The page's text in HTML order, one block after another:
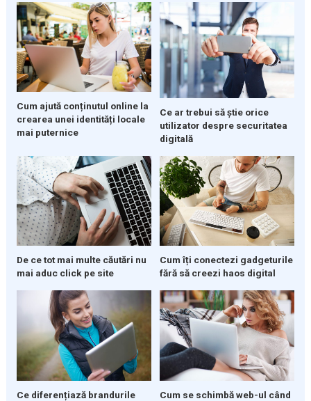
Cum ajută conținutul online la
crearea unei identități locale
mai puternice
Ce ar trebui să știe orice
utilizator despre securitatea
digitală
De ce tot mai multe căutări nu
mai aduc click pe site
Cum îți conectezi gadgeturile
fără să creezi haos digital
Ce diferențiază brandurile
Cum se schimbă web-ul când